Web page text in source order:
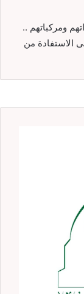
ومركباتهم ..
الاستفادة من